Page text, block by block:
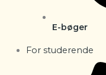
E-bøger
For studerende